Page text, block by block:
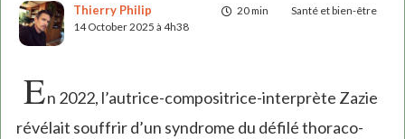
20 min Santé et bien-être
Thierry Philip
14 October 2025 à 4h38
En 2022, l’autrice-compositrice-interprète Zazie
révélait souffrir d’un syndrome du défilé thoraco-